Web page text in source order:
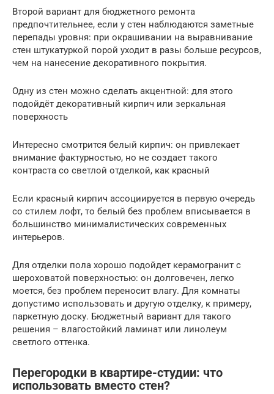
Второй вариант для бюджетного ремонта
предпочтительнее, если у стен наблюдаются заметные
перепады уровня: при окрашивании на выравнивание
стен штукатуркой порой уходит в разы больше ресурсов,
чем на нанесение декоративного покрытия.
Одну из стен можно сделать акцентной: для этого
подойдёт декоративный кирпич или зеркальная
поверхность
Интересно смотрится белый кирпич: он привлекает
внимание фактурностью, но не создает такого
контраста со светлой отделкой, как красный
Если красный кирпич ассоциируется в первую очередь
со стилем лофт, то белый без проблем вписывается в
большинство минималистических современных
интерьеров.
Для отделки пола хорошо подойдет керамогранит с
шероховатой поверхностью: он долговечен, легко
моется, без проблем переносит влагу. Для комнаты
допустимо использовать и другую отделку, к примеру,
паркетную доску. Бюджетный вариант для такого
решения – влагостойкий ламинат или линолеум
светлого оттенка.
Перегородки в квартире-студии: что
использовать вместо стен?